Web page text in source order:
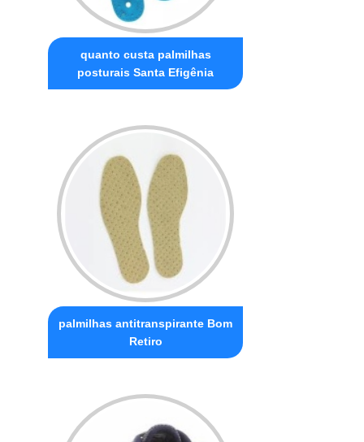
quanto custa palmilhas
posturais Santa Efigênia
palmilhas antitranspirante Bom
Retiro